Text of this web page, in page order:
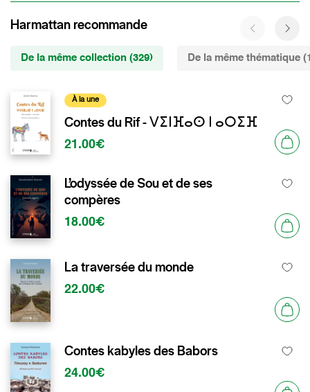
Harmattan recommande
De la même collection (329) De la même thématique
À la une
Contes du Rif - ⴸⵉⵏⴼⴰⵙ ⵏ ⴰⵔⵉⴼ
21.00€
L’odyssée de Sou et de ses
compères
18.00€
La traversée du monde
22.00€
Contes kabyles des Babors
24.00€